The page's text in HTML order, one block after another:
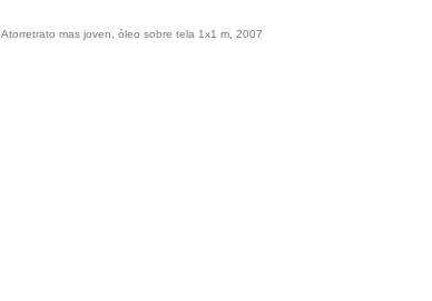
, Atorretrato mas joven, óleo sobre tela 1x1 m, 2007